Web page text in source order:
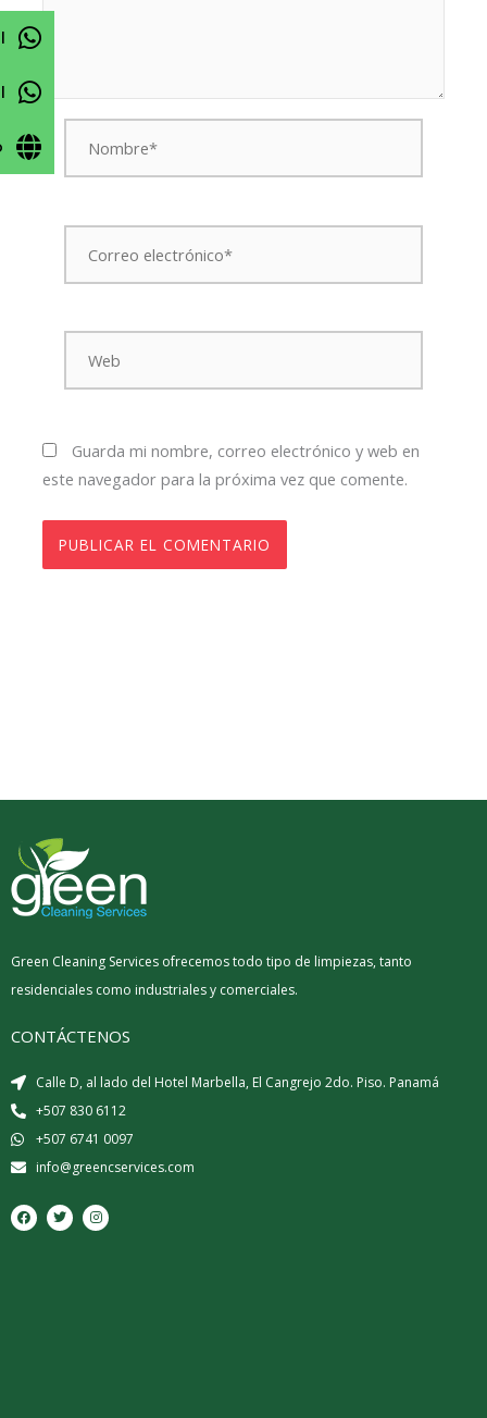
Nombre*
Correo
electrónico*
Web
Guarda mi nombre, correo electrónico y web en
este navegador para la próxima vez que comente.
Green Cleaning Services ofrecemos todo tipo de limpiezas, tanto
residenciales como industriales y comerciales.
CONTÁCTENOS
Calle D, al lado del Hotel Marbella, El Cangrejo 2do. Piso. Panamá
+507 830 6112
+507 6741 0097
info@greencservices.com
F
a
c
T
w
i
I
n
s